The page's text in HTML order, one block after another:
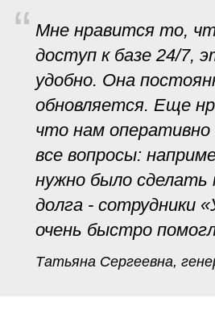
“ Мне нравится то,
доступ к базе 24/7,
удобно. Она
обновляется. Еще
что нам
все вопросы:
нужно было сделать
долга - сотрудники
очень быстро
Татьяна Сергеевна,